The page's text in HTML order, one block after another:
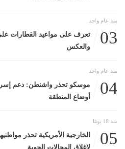
منذ عام واحد
03
تعرف على مواعيد القطارات
والعكس
منذ عام واحد
04
موسكو تحذر واشنطن: دعم
أوضاع المنطقة
منذ 18 يومًا
05
الخارجية الأمريكية تحذر
لإغلاق المجالات الجوية